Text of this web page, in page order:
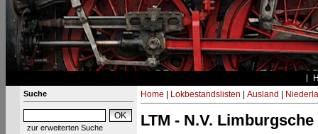
Suche
zur erweiterten Suche
Home Lokbestandslisten Ausland
LTM - N.V.